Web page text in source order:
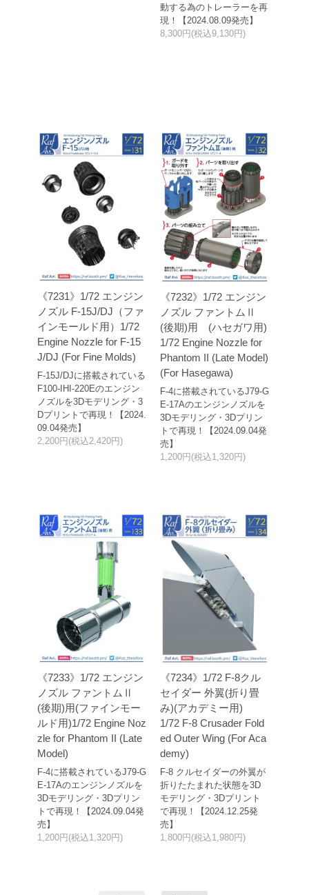
動する為のトレーラーを再
現！【2024.08.09発売】
8,300円(税込9,130円)
《7231》1/72 エンジン
ノズル F-15J/DJ（ファ
インモールド用）1/72
Engine Nozzle for F-15
J/DJ (For Fine Molds)
F-15J/DJに搭載されている
F100-IHI-220Eのエンジン
ノズルを3Dモデリング・3
Dプリントで再現！【2024.
09.04発売】
2,200円(税込2,420円)
《7232》1/72 エンジン
ノズル ファントムⅡ
(後期)用 (ハセガワ用)
1/72 Engine Nozzle for
Phantom II (Late Model)
(For Hasegawa)
F-4に搭載されているJ79-G
E-17Aのエンジンノズルを
3Dモデリング・3Dプリン
トで再現！【2024.09.04発
売】
1,200円(税込1,320円)
《7233》1/72 エンジン
ノズル ファントムⅡ
(後期)用(ファインモー
ルド用)1/72 Engine Noz
zle for Phantom II (Late
Model)
F-4に搭載されているJ79-G
E-17Aのエンジンノズルを
3Dモデリング・3Dプリン
トで再現！【2024.09.04発
売】
1,200円(税込1,320円)
《7234》1/72 F-8クル
セイダー 外翼(折り畳
み)(アカデミー用)
1/72 F-8 Crusader Fold
ed Outer Wing (For Aca
demy)
F-8 クルセイダーの外翼が
折りたたまれた状態を3D
モデリング・3Dプリント
で再現！【2024.12.25発
売】
1,800円(税込1,980円)